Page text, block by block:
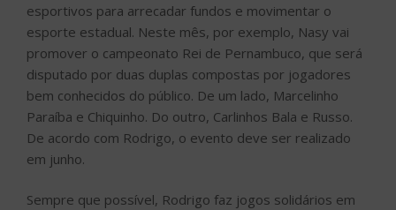
esportivos para arrecadar fundos e movimentar o
esporte estadual. Neste mês, por exemplo, Nasy vai
promover o campeonato Rei de Pernambuco, que será
disputado por duas duplas compostas por jogadores
bem conhecidos do público. De um lado, Marcelinho
Paraíba e Chiquinho. Do outro, Carlinhos Bala e Russo.
De acordo com Rodrigo, o evento deve ser realizado
em junho.
Sempre que possível, Rodrigo faz jogos solidários em